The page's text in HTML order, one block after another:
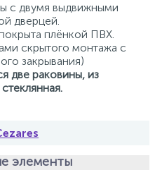
с двумя выдвижными
дверцей.
плёнкой ПВХ.
скрытого монтажа с
закрывания)
две раковины, из
элементы